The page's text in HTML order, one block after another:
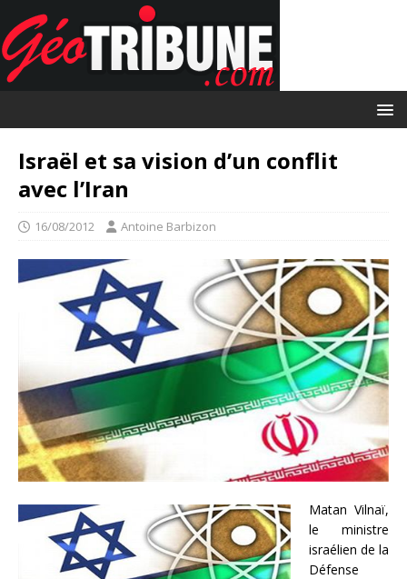
Israël et sa vision d’un conflit
avec l’Iran
16/08/2012 Antoine Barbizon
Matan Vilnaï,
le ministre
israélien de la
Défense